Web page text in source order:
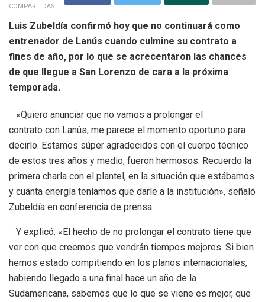
COMPARTIDAS
Luis Zubeldía confirmó hoy que no continuará como
entrenador de Lanús cuando culmine su contrato a
fines de año, por lo que se acrecentaron las chances
de que llegue a San Lorenzo de cara a la próxima
temporada.
«Quiero anunciar que no vamos a prolongar el
contrato con Lanús, me parece el momento oportuno para
decirlo. Estamos súper agradecidos con el cuerpo técnico
de estos tres años y medio, fueron hermosos. Recuerdo la
primera charla con el plantel, en la situación que estábamos
y cuánta energía teníamos que darle a la institución», señaló
Zubeldía en conferencia de prensa.
Y explicó: «El hecho de no prolongar el contrato tiene que
ver con que creemos que vendrán tiempos mejores. Si bien
hemos estado compitiendo en los planos internacionales,
habiendo llegado a una final hace un año de la
Sudamericana, sabemos que lo que se viene es mejor, que